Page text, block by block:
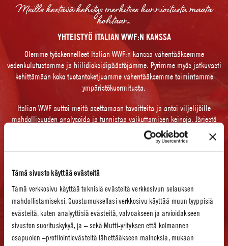
Tämä sivusto käyttää evästeitä
Tämä verkkosivu käyttää teknisiä evästeitä verkkosivun selauksen
mahdollistamiseksi. Suostumuksellasi verkkosivu käyttää muun tyyppisiä
evästeitä, kuten analyyttisiä evästeitä, valvoakseen ja arvioidakseen
sivuston suorituskykyä, ja – sekä Mutti-yrityksen että kolmannen
osapuolen –profilointievästeitä lähettääkseen mainoksia, mukaan
Meille kestävä kehitys merkitsee kunnioitusta maata
kohtaan.
YHTEISTYÖ ITALIAN WWF:N KANSSA
Olemme työskennelleet Italian WWF:n kanssa vähentääksemme
vedenkulutustamme ja hiilidioksidipäästöjämme. Pyrimme myös jatkuvasti
kehittämään koko tuotantoketjuamme vähentääksemme toimintamme
ympäristökuormitusta.
Italian WWF auttoi meitä asettamaan tavoitteita ja antoi viljelijöille
mahdollisuuden analysoida ja tunnistaa vaikuttamisen keinoja. Järjestö
suositteli meitä käyttämään maaperän kosteutta mittaavia tunnistimia,
joiden avulla saimme hyödyllistä tietoa tehokkaasta vedenkäytöstä.
maanviljelyjärjestöjen tekniseen tukemiseen. Viiden vuoden yhteisprojektin
jälkeen olemme yhä sitoutuneita pienentämään ympäristövaikutuksiamme ja
etsimme jatkuvasti uusia keinoja tuotantomme kestävyyden parantamiseksi.
TULOKSET: